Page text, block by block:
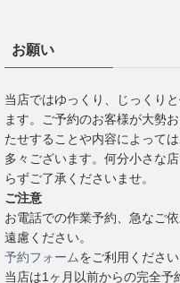
お願い
当店ではゆっくり、じっくり
ます。ご予約のお客様が大勢
たせすることや内容によって
多々ございます。何分小さな
らずご了承くださいませ。
ご注意
お電話での作業予約、急なご
遠慮ください。
予約フォームをご利用ください
当店は1ヶ月以前からの完全予